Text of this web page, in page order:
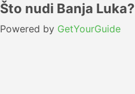
Što nudi Banja Luka?
Powered by GetYourGuide